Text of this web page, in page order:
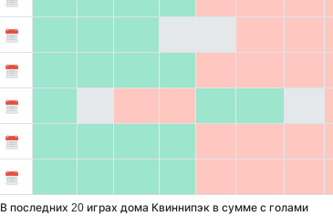
В последних 20 играх дома Квиннипэк в сумме с голами